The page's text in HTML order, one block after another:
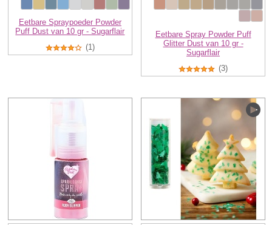
Eetbare Spraypoeder Powder
Puff Dust van 10 gr - Sugarflair
(1)
Eetbare Spray Powder Puff
Glitter Dust van 10 gr -
Sugarflair
(3)